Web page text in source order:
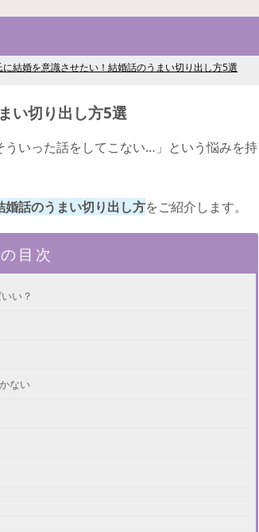
に結婚を意識させたい！結婚話のうまい切り出し方5選
い切り出し方5選
ういった話をしてこない…」という悩みを持
話のうまい切り出し方をご紹介します。
目次
い？
ない